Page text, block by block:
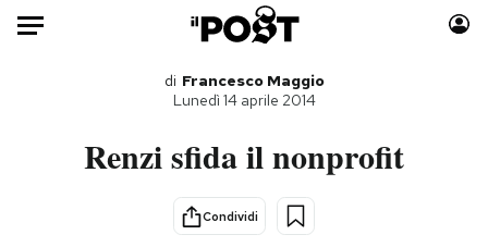
Auto
Libri
di Francesco Maggio
Lunedì 14 aprile 2014
Renzi sfida il nonprofit
Condividi